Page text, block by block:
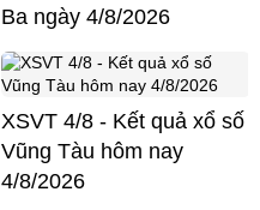
Ba ngày 4/8/2026
XSVT 4/8 - Kết quả xổ số
Vũng Tàu hôm nay
4/8/2026